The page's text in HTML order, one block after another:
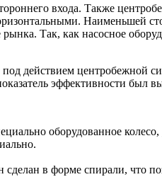
входа. Также
Наименьшей
Так, как насосное
действием центробежной
эффективности был
оборудованное колесо,
в форме спирали, что